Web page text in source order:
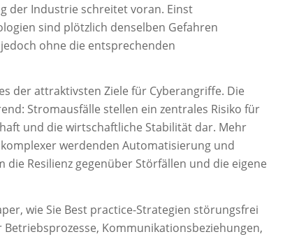
der Industrie schreitet voran. Einst
sind plötzlich denselben Gefahren
ohne die entsprechenden
der attraktivsten Ziele für Cyberangriffe. Die
Stromausfälle stellen ein zentrales Risiko für
und die wirtschaftliche Stabilität dar. Mehr
werdenden Automatisierung und
die Resilienz gegenüber Störfällen und die eigene
wie Sie Best practice-Strategien störungsfrei
Kommunikationsbeziehungen,